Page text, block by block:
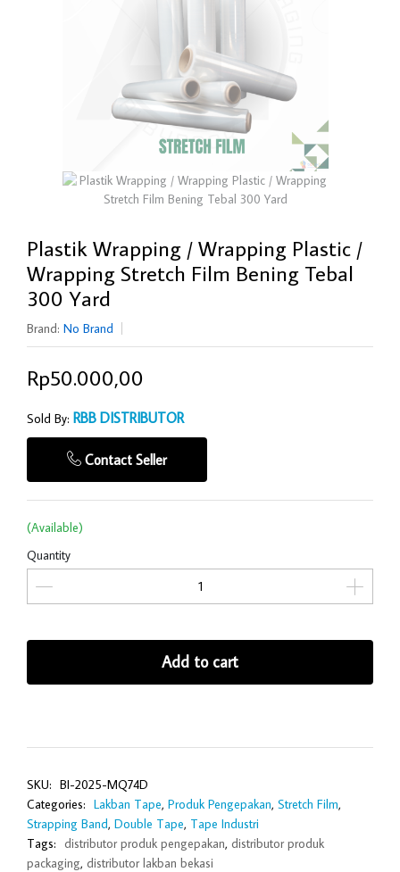
Plastik Wrapping / Wrapping Plastic /
Wrapping Stretch Film Bening Tebal
300 Yard
Brand: No Brand
Rp50.000,00
Sold By: RBB DISTRIBUTOR
Contact Seller
(Available)
Quantity
Add to cart
SKU: BI-2025-MQ74D
Categories: Lakban Tape, Produk Pengepakan, Stretch Film,
Strapping Band, Double Tape, Tape Industri
Tags: distributor produk pengepakan, distributor produk
packaging, distributor lakban bekasi